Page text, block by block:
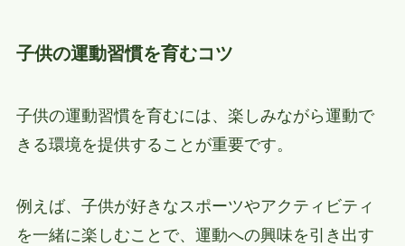
子供の運動習慣を育むコツ
子供の運動習慣を育むには、楽しみながら運動で
きる環境を提供することが重要です。
例えば、子供が好きなスポーツやアクティビティ
を一緒に楽しむことで、運動への興味を引き出す